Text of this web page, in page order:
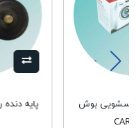
بوش